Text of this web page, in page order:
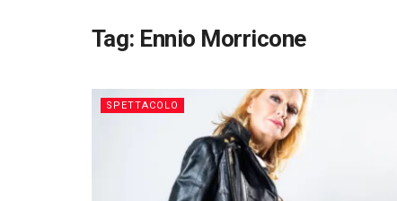
Tag: Ennio Morricone
SPETTACOLO